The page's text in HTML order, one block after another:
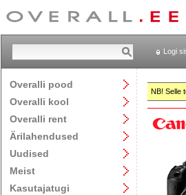
Logi
Overalli pood
Overalli kool
Overalli rent
Ärilahendused
Uudised
Meist
Kasutajatugi
NB! Selle